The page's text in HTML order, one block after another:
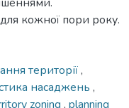
кожної пори року.
території,
насаджень ,
zoning , planning